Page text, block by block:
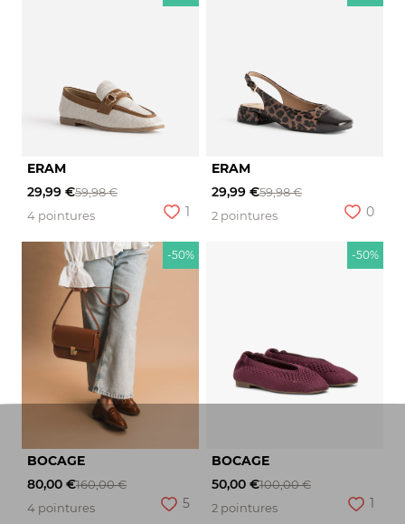
ERAM
29,99 €59,98 €
4 pointures
1
ERAM
29,99 €59,98 €
2 pointures
0
-50%
BOCAGE
80,00 €160,00 €
4 pointures
5
-50%
BOCAGE
50,00 €100,00 €
2 pointures
1